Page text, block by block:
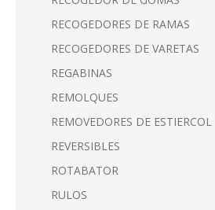
RECOGEDORES DE RAMAS
RECOGEDORES DE VARETAS
REGABINAS
REMOLQUES
REMOVEDORES DE ESTIERCOL
REVERSIBLES
ROTABATOR
RULOS